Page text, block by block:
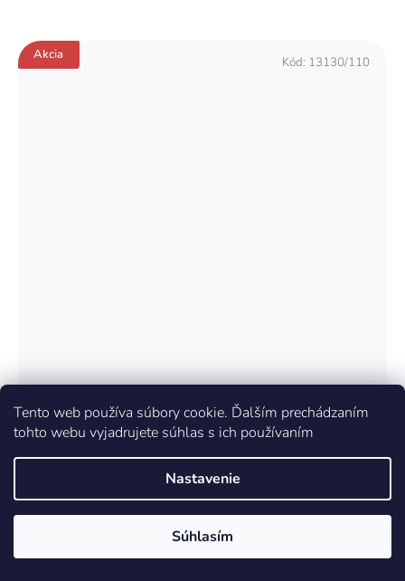
Tento web používa súbory cookie. Ďalším prechádzaním
tohto webu vyjadrujete súhlas s ich používaním
Nastavenie
Súhlasím
Akcia
%)
Kód: 13130/110